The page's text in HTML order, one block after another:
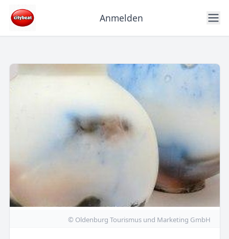
Anmelden
© Oldenburg Tourismus und Marketing GmbH